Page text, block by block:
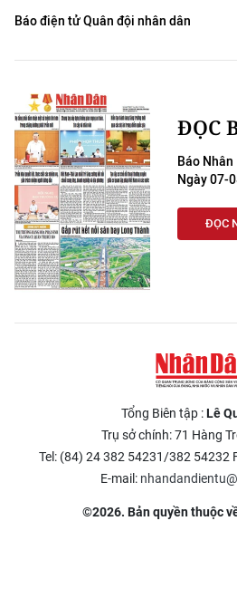
Báo điện tử Quân đội nhân dân
ĐỌC
Báo
Ngày 07-
ĐỌC
Tổng Biên tập :Lê
Trụ sở chính: 71 Hàng
Tel: (84) 24 382 54231/382 54232
E-mail:
©2026. Bản quyền thuộc